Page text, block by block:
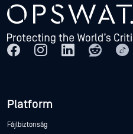
Platform
Fájlbiztonság